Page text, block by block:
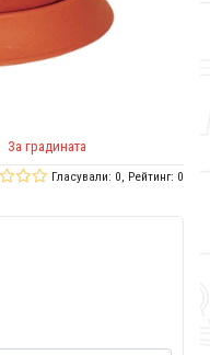
За градината
Гласували: 0, Рейтинг: 0